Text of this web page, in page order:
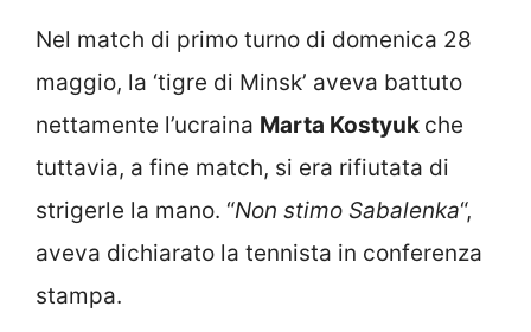
Nel match di primo turno di domenica 28
maggio, la ‘tigre di Minsk’ aveva battuto
nettamente l’ucraina Marta Kostyuk che
tuttavia, a fine match, si era rifiutata di
strigerle la mano. “Non stimo Sabalenka“,
aveva dichiarato la tennista in conferenza
stampa.